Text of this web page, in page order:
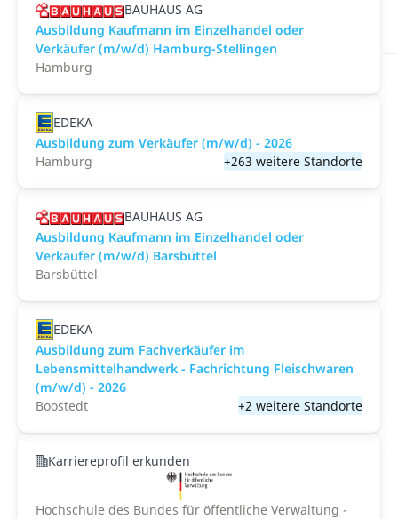
BAUHAUS AG
Ausbildung Kaufmann im Einzelhandel oder
Verkäufer (m/w/d) Hamburg-Stellingen
Hamburg
EDEKA
Ausbildung zum Verkäufer (m/w/d) - 2026
Hamburg
+263 weitere Standorte
BAUHAUS AG
Ausbildung Kaufmann im Einzelhandel oder
Verkäufer (m/w/d) Barsbüttel
Barsbüttel
EDEKA
Ausbildung zum Fachverkäufer im
Lebensmittelhandwerk - Fachrichtung Fleischwaren
(m/w/d) - 2026
Boostedt
+2 weitere Standorte
Karriereprofil erkunden
Hochschule des Bundes für öffentliche Verwaltung -